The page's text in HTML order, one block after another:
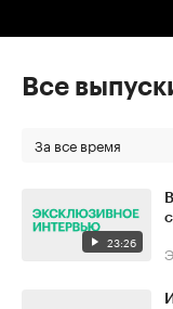
Все
За все время
23:26